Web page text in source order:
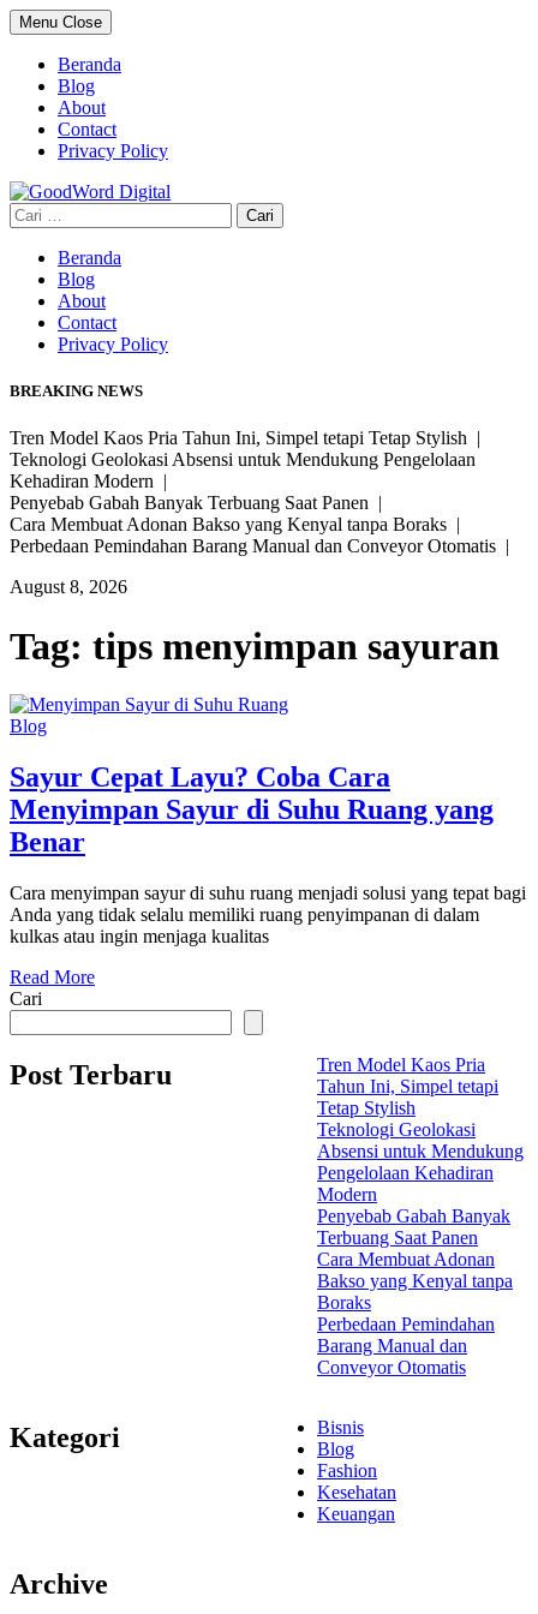
Skip
to
content
Menu Close
Beranda
Blog
About
Contact
Privacy Policy
Cari
untuk:
Beranda
Blog
About
Contact
Privacy Policy
BREAKING NEWS
Tren Model Kaos Pria Tahun Ini, Simpel tetapi Tetap Stylish |
Teknologi Geolokasi Absensi untuk Mendukung Pengelolaan
Kehadiran Modern |
Penyebab Gabah Banyak Terbuang Saat Panen |
Cara Membuat Adonan Bakso yang Kenyal tanpa Boraks |
Perbedaan Pemindahan Barang Manual dan Conveyor Otomatis |
August 8, 2026
Tag: tips menyimpan sayuran
Blog
Sayur Cepat Layu? Coba Cara
Menyimpan Sayur di Suhu Ruang yang
Benar
Cara menyimpan sayur di suhu ruang menjadi solusi yang tepat bagi
Anda yang tidak selalu memiliki ruang penyimpanan di dalam
kulkas atau ingin menjaga kualitas
Read More
Cari
Post Terbaru
Tren Model Kaos Pria
Tahun Ini, Simpel tetapi
Tetap Stylish
Teknologi Geolokasi
Absensi untuk Mendukung
Pengelolaan Kehadiran
Modern
Penyebab Gabah Banyak
Terbuang Saat Panen
Cara Membuat Adonan
Bakso yang Kenyal tanpa
Boraks
Perbedaan Pemindahan
Barang Manual dan
Conveyor Otomatis
Kategori
Bisnis
Blog
Fashion
Kesehatan
Keuangan
Archive